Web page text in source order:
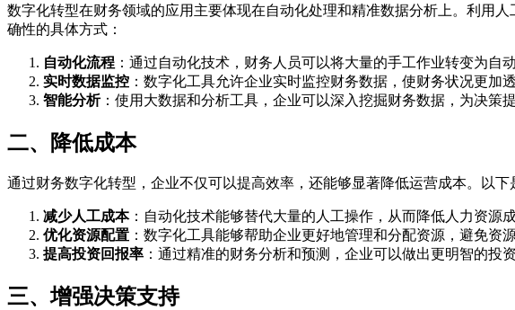
数字化转型在财务领域的应用主要体现在自动化处理和精准数据分析上。利用
确性的具体方式：
自动化流程 ：通过自动化技术，财务人员可以将大量的手工作业转变为自
实时数据监控 ：数字化工具允许企业实时监控财务数据，使财务状况更加
智能分析：使用大数据和分析工具，企业可以深入挖掘财务数据，为决策
二、降低成本
通过财务数字化转型，企业不仅可以提高效率，还能够显著降低运营成本。以下
减少人工成本：自动化技术能够替代大量的人工操作，从而降低人力资源成
优化资源配置 ：数字化工具能够帮助企业更好地管理和分配资源，避免资源
提高投资回报率 ：通过精准的财务分析和预测，企业可以做出更明智的投
三、增强决策支持